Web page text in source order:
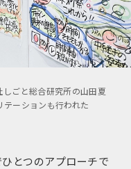
ごと総合研究所の山田夏
ーションも行われた
とつのアプローチで